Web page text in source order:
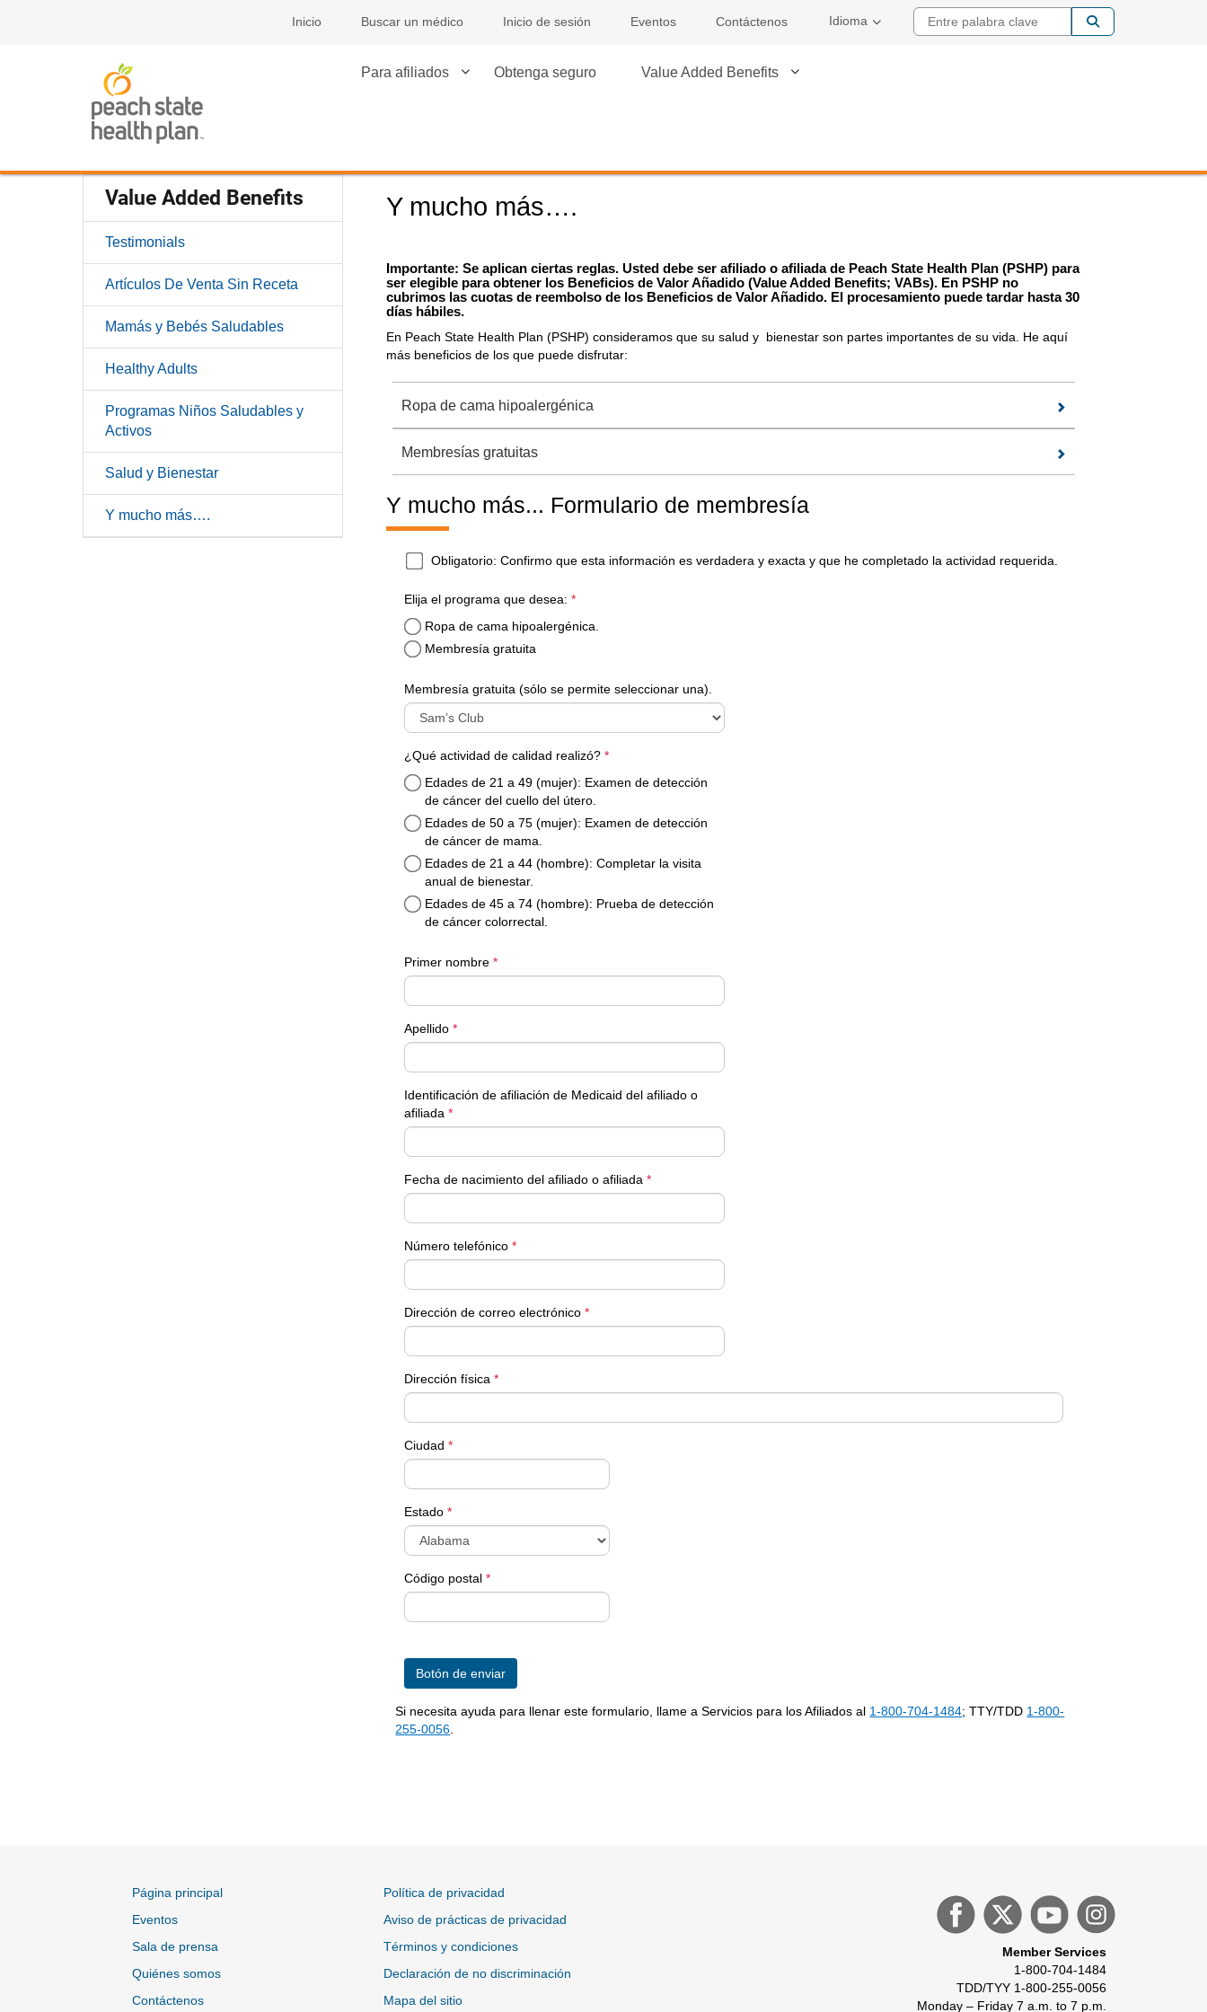
Inicio Buscar un médico Inicio de sesión Eventos Contáctenos Idioma Entre palabra
Para afiliados Obtenga seguro Value Added Benefits
Value Added Benefits
Testimonials
Artículos De Venta Sin Receta
Mamás y Bebés Saludables
Healthy Adults
Programas Niños Saludables y
Activos
Salud y Bienestar
Y mucho más….
Y mucho más….
Importante: Se aplican ciertas reglas. Usted debe ser afiliado o afiliada de Peach State Health Plan (PSHP) para
ser elegible para obtener los Beneficios de Valor Añadido (Value Added Benefits; VABs). En PSHP no
cubrimos las cuotas de reembolso de los Beneficios de Valor Añadido. El procesamiento puede tardar hasta 30
días hábiles.
En Peach State Health Plan (PSHP) consideramos que su salud y bienestar son partes importantes de su vida. He aquí
más beneficios de los que puede disfrutar:
Ropa de cama hipoalergénica
Membresías gratuitas
Y mucho más... Formulario de membresía
Yes
Obligatorio: Confirmo que esta información es verdadera y exacta y que he completado la actividad requerida.
Elija el programa que desea:required
*
Ropa de cama hipoalergénica.
Membresía gratuita
Membresía gratuita (sólo se permite seleccionar una).
¿Qué actividad de calidad realizó?required
*
Edades de 21 a 49 (mujer): Examen de detección
de cáncer del cuello del útero.
Edades de 50 a 75 (mujer): Examen de detección
de cáncer de mama.
Edades de 21 a 44 (hombre): Completar la visita
anual de bienestar.
Edades de 45 a 74 (hombre): Prueba de detección
de cáncer colorrectal.
Primer nombre*
Apellido*
Identificación de afiliación de Medicaid del afiliado o
afiliada*
Fecha de nacimiento del afiliado o afiliada*
Número telefónico*
Dirección de correo electrónico*
Dirección física*
Ciudad*
Estado*
Código postal*
Si necesita ayuda para llenar este formulario, llame a Servicios para los Afiliados al 1-800-704-1484; TTY/TDD 1-800-
255-0056
Página principal
Eventos
Sala de prensa
Quiénes somos
Contáctenos
Política de privacidad
Aviso de prácticas de privacidad
Términos y condiciones
Declaración de no discriminación
Mapa del sitio
Member Services
1-800-704-1484
TDD/TYY 1-800-255-0056
Monday – Friday 7 a.m. to 7 p.m.